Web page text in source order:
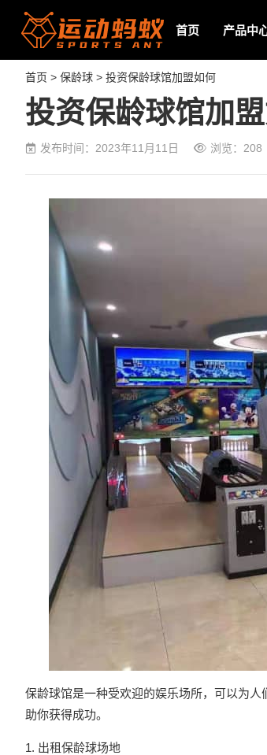
首页 产品中
首页 > 保龄球 > 投资保龄球馆加盟如何
投资保龄球馆加
发布时间：2023年11月11日 浏览：208
保龄球馆是一种受欢迎的娱乐场所，可以为
助你获得成功。
1. 出租保龄球场地